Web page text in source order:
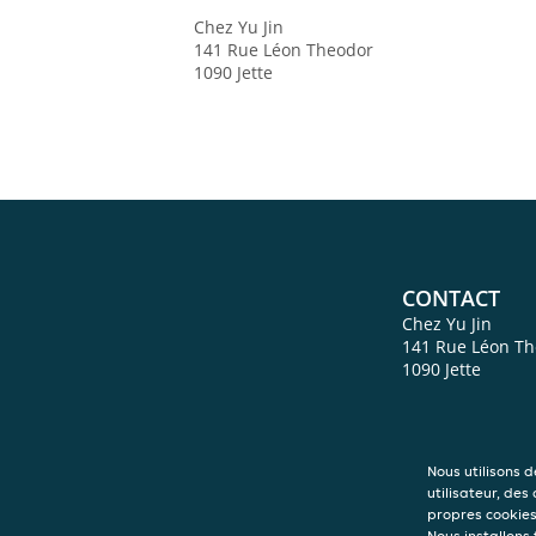
Chez Yu Jin
141 Rue Léon Theodor
1090 Jette
CONTACT
Chez Yu Jin
141 Rue Léon
1090 Jette
Nous utilisons
utilisateur, des
propres